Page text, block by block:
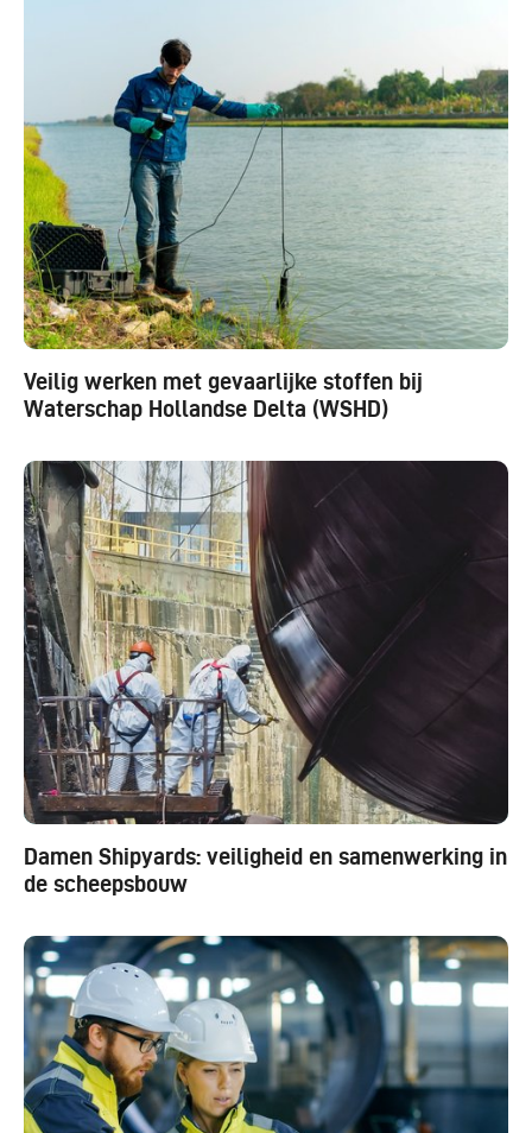
Veilig werken met gevaarlijke stoffen bij
Waterschap Hollandse Delta (WSHD)
Damen Shipyards: veiligheid en samenwerking in
de scheepsbouw